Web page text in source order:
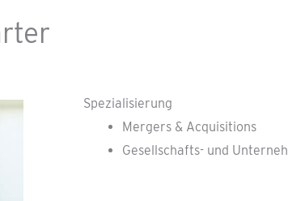
Spezialisierung
Mergers & Acquisitions
Gesellschafts- und